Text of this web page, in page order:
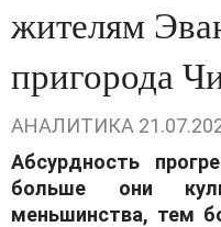
жителям
пригорода
АНАЛИТИКА
Абсурдность
больше они
меньшинства, тем